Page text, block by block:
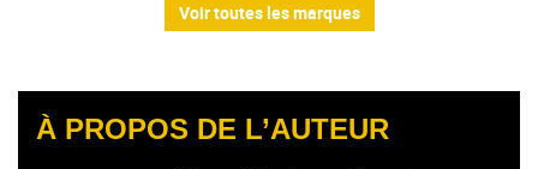
Voir toutes les marques
À PROPOS DE L’AUTEUR